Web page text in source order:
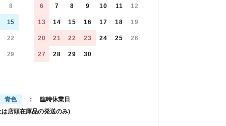
8
15
22
29
6 7 8 9 10 11 12
13 14 15 16 17 18 19
20 21 22 23 24 25 26
27 28 29 30
青色
： 臨時休業日
店頭在庫品の発送のみ)